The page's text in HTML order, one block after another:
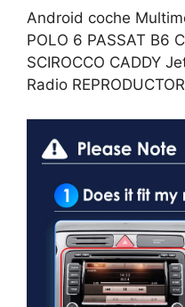
Android coche
POLO 6 PASSAT B6
SCIROCCO CADDY
Radio